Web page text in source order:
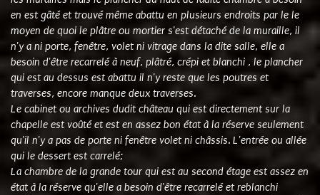
en est gâté et trouvé même abattu en plusieurs endroits par le le
moyen de quoi le plâtre ou mortier s'est détaché de la muraille, il
n'y a ni porte, fenêtre, volet ni vitrage dans la dite salle, elle a
besoin d'être recarrelé à neuf, plâtré, crépi et blanchi , le plancher
qui est au dessus est abattu il n'y reste que les poutres et
traverses, encore manque deux traverses.
Le cabinet ou archives dudit château qui est directement sur la
chapelle est voûté et est en assez bon état à la réserve seulement
qu'il n'y a pas de porte ni fenêtre volet ni châssis. L'entrée ou allée
qui le dessert est carrelé;
La chambre de la grande tour qui est au second étage est assez en
état à la réserve qu'elle a besoin d'être recarrelé et reblanchi